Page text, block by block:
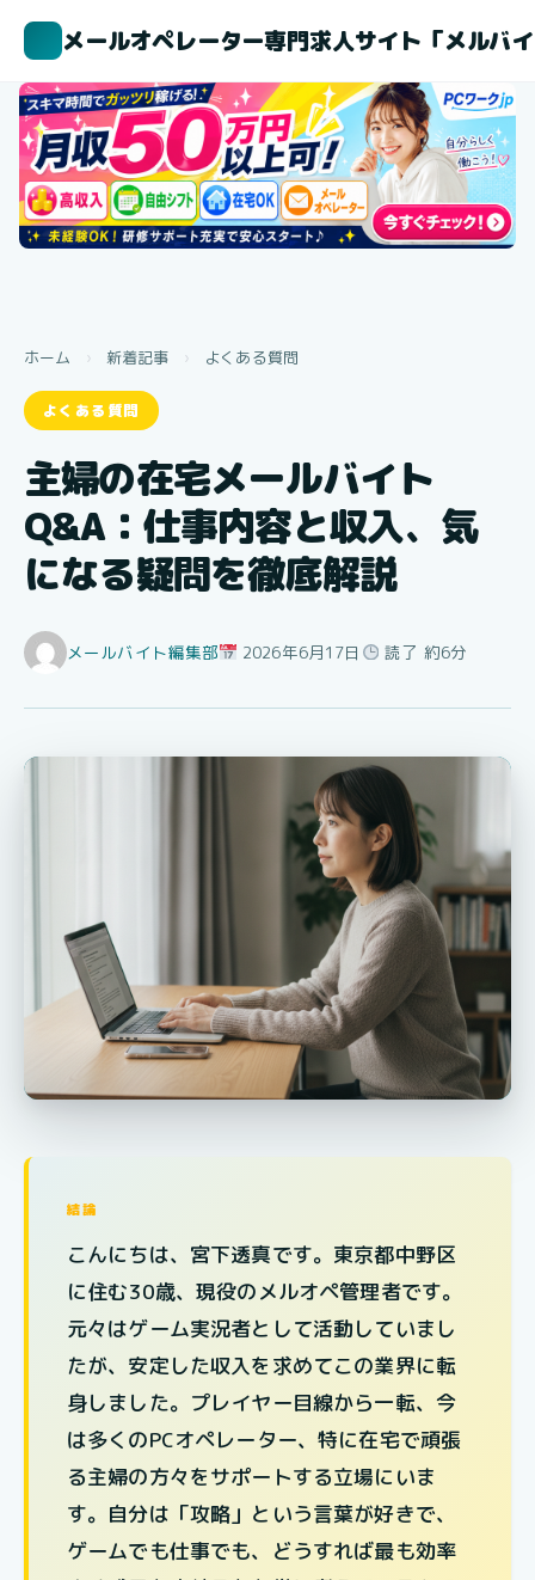
メールオペレーター専門求人サイト「メルバ
ホーム › 新着記事 › よくある質問
よくある質問
主婦の在宅メールバイト
Q&A：仕事内容と収入、気
になる疑問を徹底解説
メールバイト編集部 2026年6月17日 読了 約6分
結論
こんにちは、宮下透真です。東京都中野区
に住む30歳、現役のメルオペ管理者です。
元々はゲーム実況者として活動していまし
たが、安定した収入を求めてこの業界に転
身しました。プレイヤー目線から一転、今
は多くのPCオペレーター、特に在宅で頑張
る主婦の方々をサポートする立場にいま
す。自分は「攻略」という言葉が好きで、
ゲームでも仕事でも、どうすれば最も効率